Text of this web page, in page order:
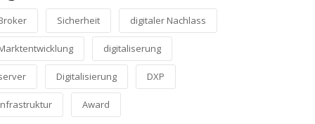
Sicherheit digitaler Nachlass
digitaliserung
Digitalisierung DXP
Award